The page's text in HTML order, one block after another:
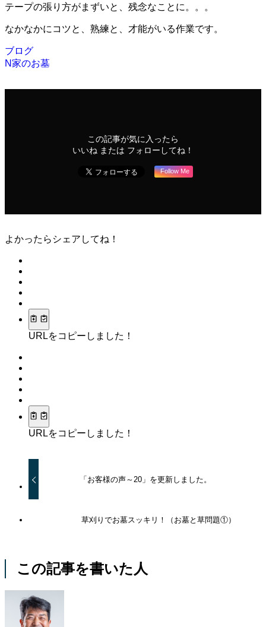
テープの張り方がまずいと、残念なことに。。。
なかなかにコツと、熟練と、才能がいる作業です。
ブログ
N家のお墓
この記事が気に入ったら
いいね または フォローしてね！
Follow Me
よかったらシェアしてね！
URLをコピーしました！
URLをコピーしました！
「お客様の声～20」を更新しました。
草刈りでお墓スッキリ！（お墓と草問題①）
この記事を書いた人